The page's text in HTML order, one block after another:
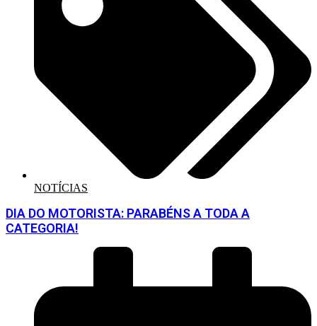
NOTÍCIAS
DIA DO MOTORISTA: PARABÉNS A TODA A
CATEGORIA!